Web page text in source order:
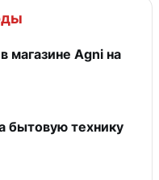
магазине Agni на
бытовую технику